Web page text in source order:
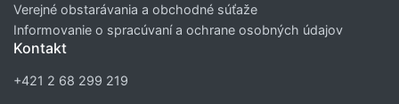
Verejné obstarávania a obchodné súťaže
Informovanie o spracúvaní a ochrane osobných údajov
Kontakt
+421 2 68 299 219